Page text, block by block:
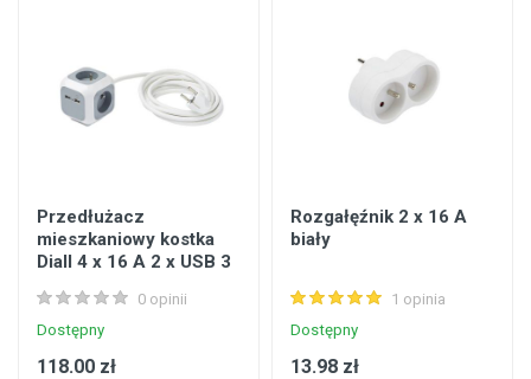
Przedłużacz
mieszkaniowy kostka
Diall 4 x 16 A 2 x USB 3
0 opinii
Dostępny
118.00 zł
Rozgałęźnik 2 x 16 A
biały
1 opinia
Dostępny
13.98 zł